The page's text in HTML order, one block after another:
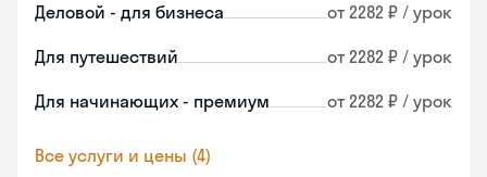
Деловой - для бизнеса от 2282 ₽ / урок
Для путешествий от 2282 ₽ / урок
Для начинающих - премиум от 2282 ₽ / урок
Все услуги и цены (4)